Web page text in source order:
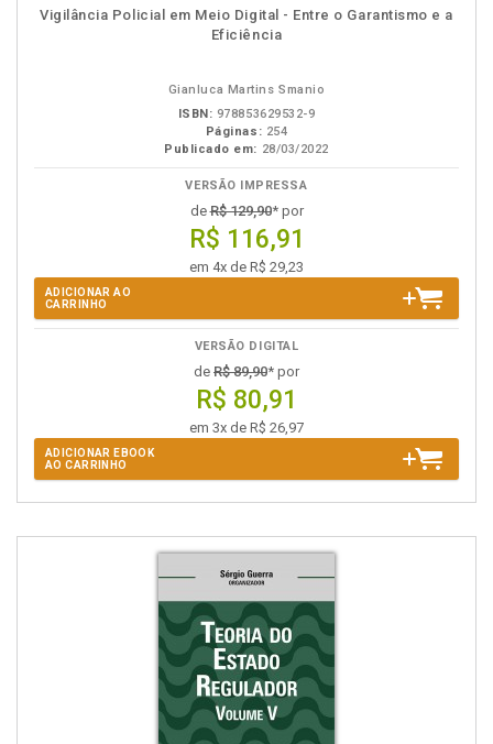
disponível
em
Disponível
na
páginas
Vigilância Policial em Meio Digital - Entre o Garantismo e a
Eficiência
Gianluca Martins Smanio
ISBN: 978853629532-9
Páginas: 254
Publicado em: 28/03/2022
VERSÃO IMPRESSA
deR$ 129,90* por
R$ 116,91
em 4x de R$ 29,23
ADICIONAR AO
CARRINHO
VERSÃO DIGITAL
de R$ 89,90* por
R$ 80,91
em 3x de R$ 26,97
ADICIONAR EBOOK
AO CARRINHO